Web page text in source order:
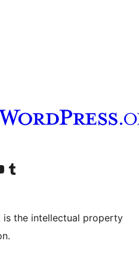
LinkedIn
account
YouTube channel
Visit our Tumblr account
is the intellectual property